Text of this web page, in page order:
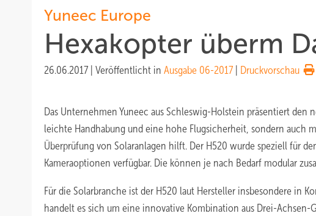
Yuneec Europe
Hexakopter überm
26.06.2017 Veröffentlicht in Ausgabe 06-2017 Druckvorschau
Das Unternehmen Yuneec aus Schleswig-Holstein präsentiert
leichte Handhabung und eine hohe Flugsicherheit, sondern auch
Überprüfung von Solaranlagen hilft. Der H520 wurde speziell für
Kameraoptionen verfügbar. Die können je nach Bedarf modular
Für die Solarbranche ist der H520 laut Hersteller insbesondere in
handelt es sich um eine innovative Kombination aus Drei-